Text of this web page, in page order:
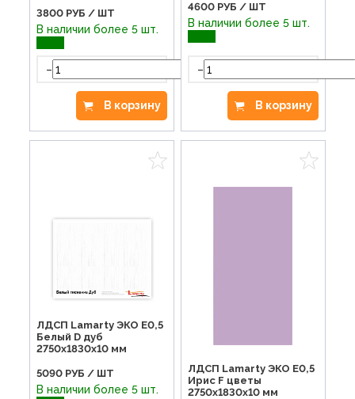
3800 РУБ / ШТ
В наличии более 5 шт.
-
В корзину
4600 РУБ / ШТ
В наличии более 5 шт.
-
В корзину
ЛДСП Lamarty ЭКО E0,5
Белый D дуб
2750х1830х10 мм
5090 РУБ / ШТ
В наличии более 5 шт.
ЛДСП Lamarty ЭКО E0,5
Ирис F цветы
2750х1830х10 мм